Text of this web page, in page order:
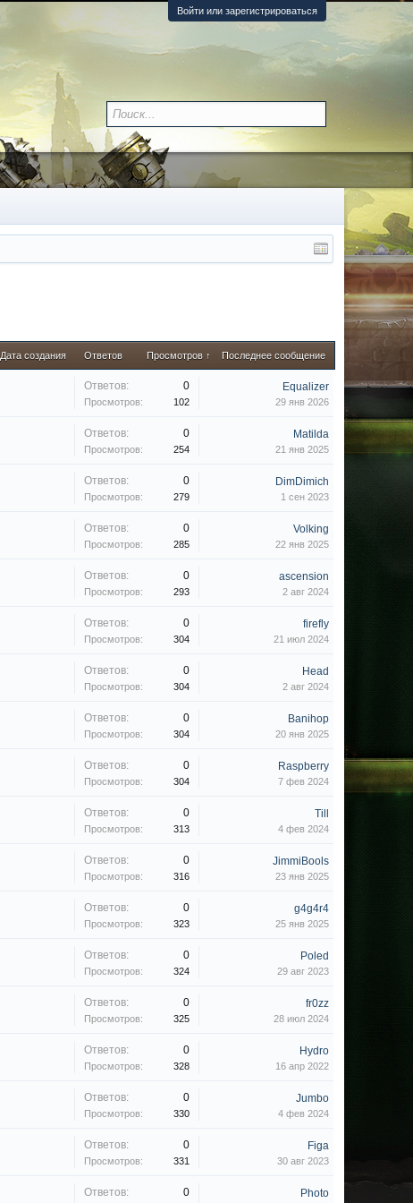
Войти или зарегистрироваться
Дата создания Ответов Просмотров ↑ Последнее сообщение
Ответов: 0
Просмотров: 102
Equalizer
29 янв 2026
Ответов: 0
Просмотров: 254
Matilda
21 янв 2025
Ответов: 0
Просмотров: 279
DimDimich
1 сен 2023
Ответов: 0
Просмотров: 285
Volking
22 янв 2025
Ответов: 0
Просмотров: 293
ascension
2 авг 2024
Ответов: 0
Просмотров: 304
firefly
21 июл 2024
Ответов: 0
Просмотров: 304
Head
2 авг 2024
Ответов: 0
Просмотров: 304
Banihop
20 янв 2025
Ответов: 0
Просмотров: 304
Raspberry
7 фев 2024
Ответов: 0
Просмотров: 313
Till
4 фев 2024
Ответов: 0
Просмотров: 316
JimmiBools
23 янв 2025
Ответов: 0
Просмотров: 323
g4g4r4
25 янв 2025
Ответов: 0
Просмотров: 324
Poled
29 авг 2023
Ответов: 0
Просмотров: 325
fr0zz
28 июл 2024
Ответов: 0
Просмотров: 328
Hydro
16 апр 2022
Ответов: 0
Просмотров: 330
Jumbo
4 фев 2024
Ответов: 0
Просмотров: 331
Figa
30 авг 2023
Ответов: 0 Photo